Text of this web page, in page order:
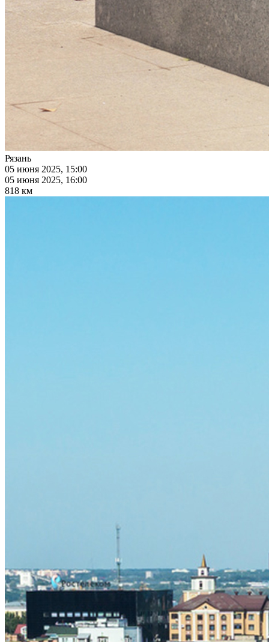
Рязань
05 июня 2025, 15:00
05 июня 2025, 16:00
818 км